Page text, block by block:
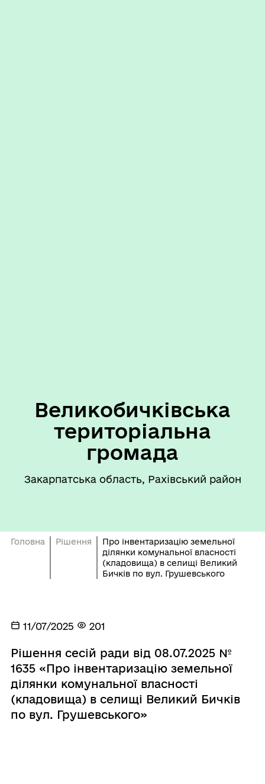
Великобичківська
територіальна
громада
Закарпатська область, Рахівський район
Головна Рішення
Про інвентаризацію земельної
ділянки комунальної власності
(кладовища) в селищі Великий
Бичків по вул. Грушевського
11/07/2025 201
Рішення сесій ради від 08.07.2025 №
1635 «Про інвентаризацію земельної
ділянки комунальної власності
(кладовища) в селищі Великий Бичків
по вул. Грушевського»